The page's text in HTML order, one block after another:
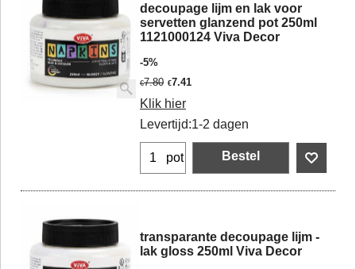
decoupage lijm en lak voor
servetten glanzend pot 250ml
1121000124 Viva Decor
-5%
€7.80 €7.41
Klik hier
Levertijd:1-2 dagen
pot Bestel
transparante decoupage lijm -
lak gloss 250ml Viva Decor